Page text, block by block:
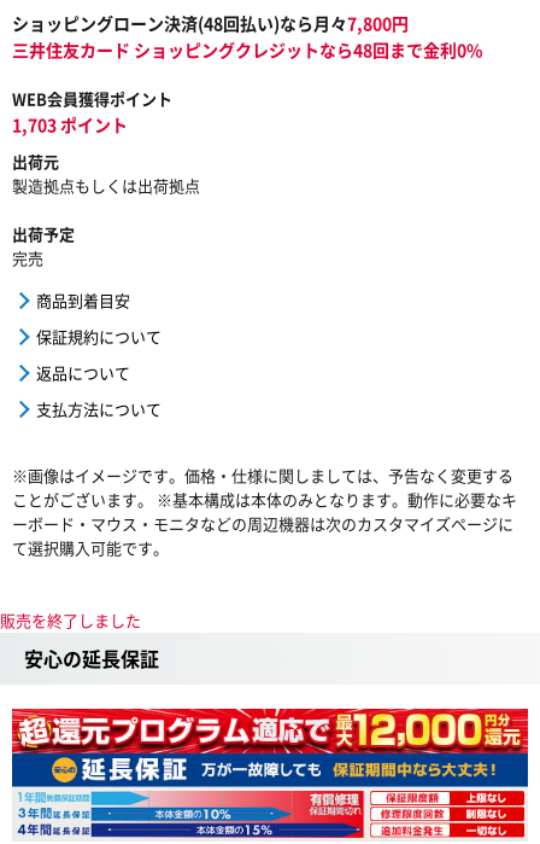
ショッピングローン決済(48回払い)なら月々7,800円
三井住友カード ショッピングクレジットなら48回まで金利0%
WEB会員獲得ポイント
1,703 ポイント
出荷元
製造拠点もしくは出荷拠点
出荷予定
完売
商品到着目安
保証規約について
返品について
支払方法について
※画像はイメージです。価格・仕様に関しましては、予告なく変更する
ことがございます。 ※基本構成は本体のみとなります。動作に必要なキ
ーボード・マウス・モニタなどの周辺機器は次のカスタマイズページに
て選択購入可能です。
販売を終了しました
安心の延長保証